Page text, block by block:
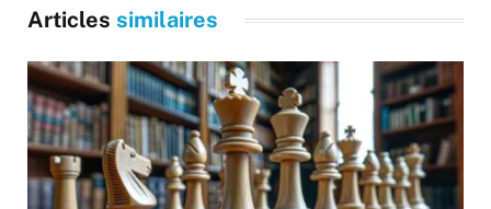
Articles similaires